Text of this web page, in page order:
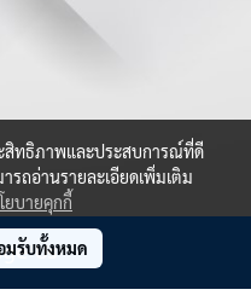
Us
ด - สงวนสิทธิ์ทุกประการ
สิทธิภาพและประสบการณ์ที่ดี
รถอ่านรายละเอียดเพิ่มเติม
ยบายคุกกี้
มรับทั้งหมด